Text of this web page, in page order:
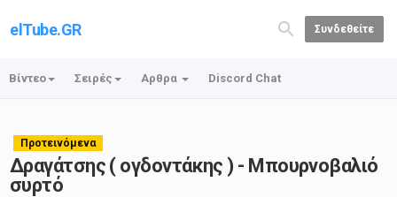
elTube.GR Συνδεθείτε
Βίντεο Σειρές Αρθρα Discord Chat
Προτεινόμενα
Δραγάτσης ( ογδοντάκης ) - Μπουρνοβαλιό
συρτό